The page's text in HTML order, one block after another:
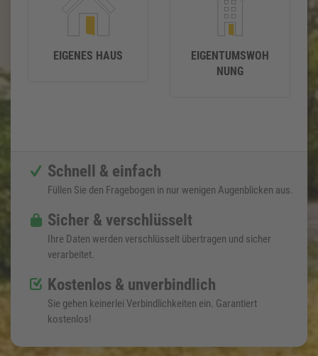
EIGENES HAUS
EIGENTUMSWOH
NUNG
Schnell & einfach
Füllen Sie den Fragebogen in nur wenigen Augenblicken aus.
Sicher & verschlüsselt
Ihre Daten werden verschlüsselt übertragen und sicher
verarbeitet.
Kostenlos & unverbindlich
Sie gehen keinerlei Verbindlichkeiten ein. Garantiert
kostenlos!